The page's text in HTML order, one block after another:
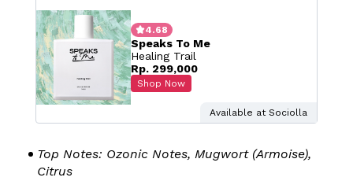
4.68
Speaks To Me
Healing Trail
Rp. 299,000
Shop Now
Available at Sociolla
Top Notes: Ozonic Notes, Mugwort (Armoise),
Citrus